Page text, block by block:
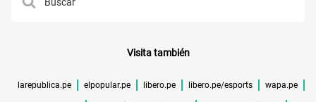
Visita también
larepublica.pe elpopular.pe libero.pe libero.pe/esports wapa.pe